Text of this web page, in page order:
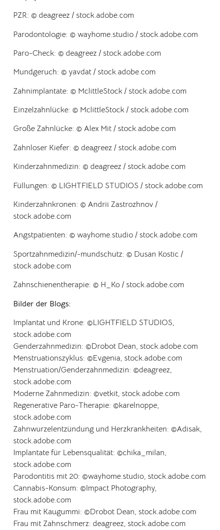
PZR: © deagreez / stock.adobe.com
Parodontologie: © wayhome.studio / stock.adobe.com
Paro-Check: © deagreez / stock.adobe.com
Mundgeruch: © yavdat / stock.adobe.com
Zahnimplantate: © MclittleStock / stock.adobe.com
Einzelzahnlücke: © MclittleStock / stock.adobe.com
Große Zahnlücke: © Alex Mit / stock.adobe.com
Zahnloser Kiefer: © deagreez / stock.adobe.com
Kinderzahnmedizin: © deagreez / stock.adobe.com
Füllungen: © LIGHTFIELD STUDIOS / stock.adobe.com
Kinderzahnkronen: © Andrii Zastrozhnov /
stock.adobe.com
Angstpatienten: © wayhome.studio / stock.adobe.com
Sportzahnmedizin/-mundschutz: © Dusan Kostic /
stock.adobe.com
Zahnschienentherapie: © H_Ko / stock.adobe.com
Bilder der Blogs:
Implantat und Krone: ©LIGHTFIELD STUDIOS,
stock.adobe.com
Genderzahnmedizin: ©Drobot Dean, stock.adobe.com
Menstruationszyklus: ©Evgenia, stock.adobe.com
Menstruation/Genderzahnmedizin: ©deagreez,
stock.adobe.com
Moderne Zahnmedizin: ©vetkit, stock.adobe.com
Regenerative Paro-Therapie: ©karelnoppe,
stock.adobe.com
Zahnwurzelentzündung und Herzkrankheiten: ©Adisak,
stock.adobe.com
Implantate für Lebensqualität: ©chika_milan,
stock.adobe.com
Parodontitis mit 20: ©wayhome.studio, stock.adobe.com
Cannabis-Konsum: ©Impact Photography,
stock.adobe.com
Frau mit Kaugummi: ©Drobot Dean, stock.adobe.com
Frau mit Zahnschmerz: deagreez, stock.adobe.com